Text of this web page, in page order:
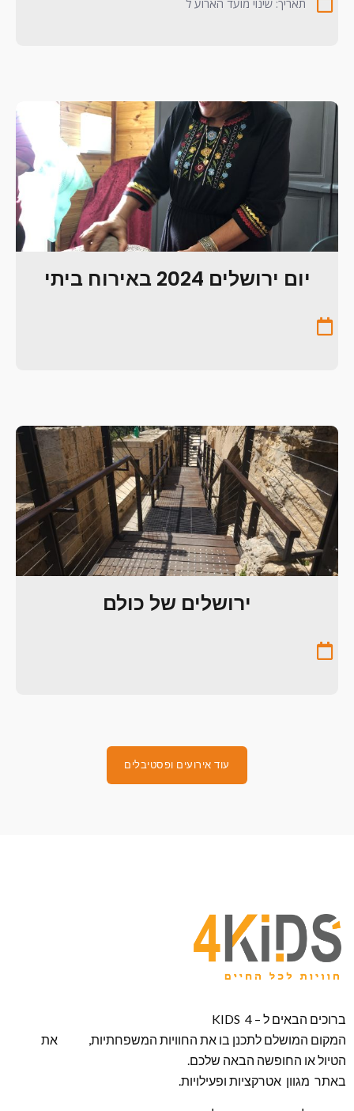
תאריך: שינוי מועד הארוע ל
יום ירושלים 2024 באירוח ביתי
ירושלים של כולם
עוד אירועים ופסטיבלים
ברוכים הבאים ל – KIDS 4
המקום המושלם לתכנן בו את החוויות המשפחתיות, את
הטיול או החופשה הבאה שלכם.
באתר מגוון אטרקציות ופעילויות.